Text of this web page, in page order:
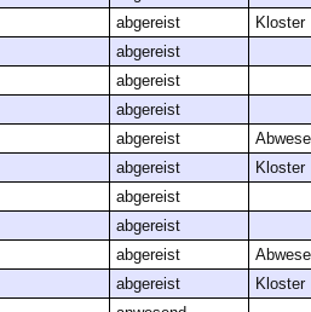
abgereist
Kloster
abgereist
abgereist
abgereist
abgereist
abgereist
Kloster
abgereist
abgereist
abgereist
abgereist
Kloster